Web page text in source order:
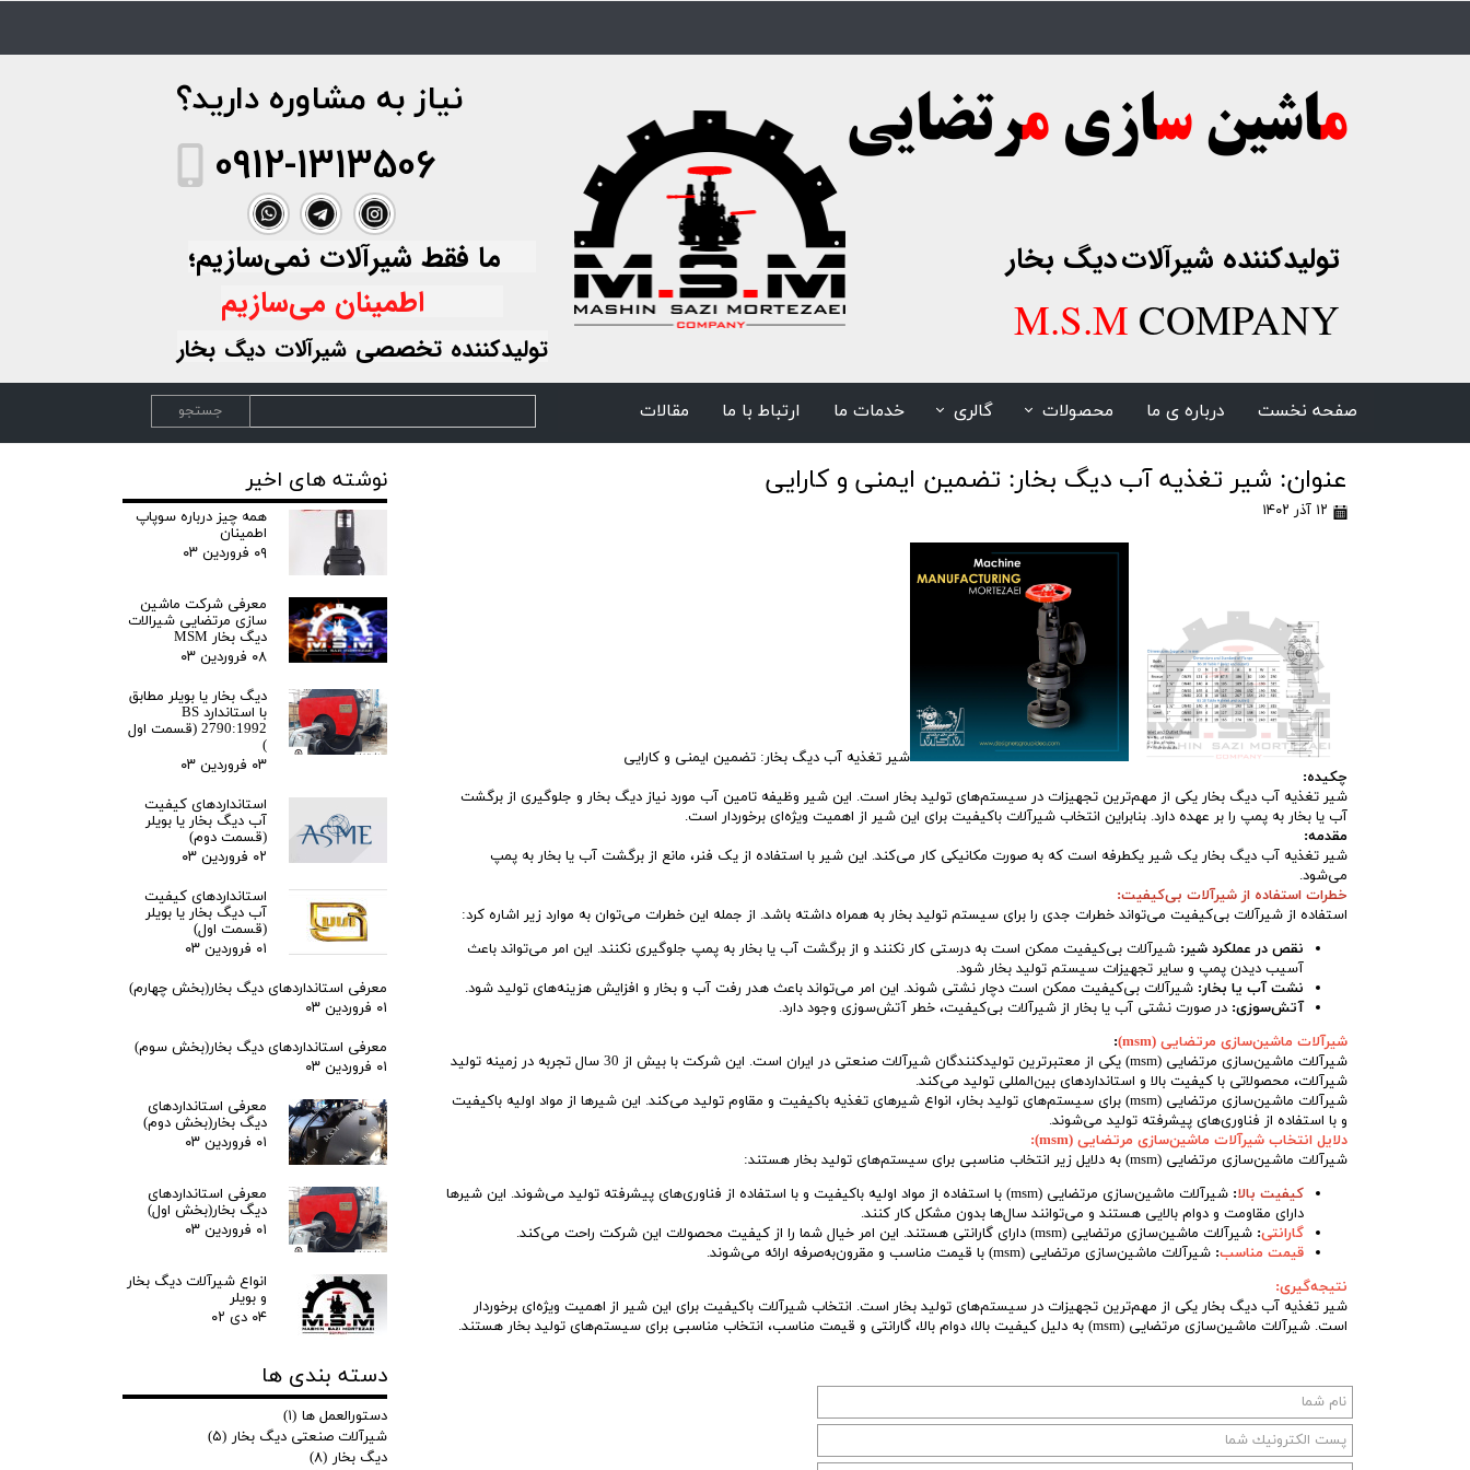
تولیدکننده شیرآلاتدیگ بخار
​نیاز به مشاوره دارید؟
0912-1313506
صفحه نخست درباره ی ما محصولات گالری خدمات ما ارتباط با ما مقالات جستجو
M.S.M COMPANY
ما فقط شیرآلات نمی‌سازیم؛
اطمینان می‌سازیم
تولیدکننده تخصصی شیرآلات دیگ بخار
عنوان: شیر تغذیه آب دیگ بخار: تضمین ایمنی و کارایی
۱۲ آذر ۱۴۰۲
شیر تغذیه آب دیگ بخار: تضمین ایمنی و کارایی
چکیده:
شیر تغذیه آب دیگ بخار یکی از مهم‌ترین تجهیزات در سیستم‌های تولید بخار است. این شیر وظیفه تامین آب مورد نیاز دیگ بخار و جلوگیری از برگشت
آب یا بخار به پمپ را بر عهده دارد. بنابراین انتخاب شیرآلات باکیفیت برای این شیر از اهمیت ویژه‌ای برخوردار است.
مقدمه:
شیر تغذیه آب دیگ بخار یک شیر یکطرفه است که به صورت مکانیکی کار می‌کند. این شیر با استفاده از یک فنر، مانع از برگشت آب یا بخار به پمپ
می‌شود.
خطرات استفاده از شیرآلات بی‌کیفیت:
استفاده از شیرآلات بی‌کیفیت می‌تواند خطرات جدی را برای سیستم تولید بخار به همراه داشته باشد. از جمله این خطرات می‌توان به موارد زیر اشاره کرد:
نقص در عملکرد شیر: شیرآلات بی‌کیفیت ممکن است به درستی کار نکنند و از برگشت آب یا بخار به پمپ جلوگیری نکنند. این امر می‌تواند باعث
آسیب دیدن پمپ و سایر تجهیزات سیستم تولید بخار شود.
نشت آب یا بخار: شیرآلات بی‌کیفیت ممکن است دچار نشتی شوند. این امر می‌تواند باعث هدر رفت آب و بخار و افزایش هزینه‌های تولید شود.
آتش‌سوزی: در صورت نشتی آب یا بخار از شیرآلات بی‌کیفیت، خطر آتش‌سوزی وجود دارد.
شیرآلات ماشین‌سازی مرتضایی (msm)
:
شیرآلات ماشین‌سازی مرتضایی (msm) یکی از معتبرترین تولیدکنندگان شیرآلات صنعتی در ایران است. این شرکت با بیش از 30 سال تجربه در زمینه تولید
شیرآلات، محصولاتی با کیفیت بالا و استانداردهای بین‌المللی تولید می‌کند.
شیرآلات ماشین‌سازی مرتضایی (msm) برای سیستم‌های تولید بخار، انواع شیرهای تغذیه باکیفیت و مقاوم تولید می‌کند. این شیرها از مواد اولیه باکیفیت
و با استفاده از فناوری‌های پیشرفته تولید می‌شوند.
دلایل انتخاب شیرآلات ماشین‌سازی مرتضایی (msm):
شیرآلات ماشین‌سازی مرتضایی (msm) به دلایل زیر انتخاب مناسبی برای سیستم‌های تولید بخار هستند:
کیفیت بالا:
شیرآلات ماشین‌سازی مرتضایی (msm) با استفاده از مواد اولیه باکیفیت و با استفاده از فناوری‌های پیشرفته تولید می‌شوند. این شیرها
دارای مقاومت و دوام بالایی هستند و می‌توانند سال‌ها بدون مشکل کار کنند.
گارانتی: شیرآلات ماشین‌سازی مرتضایی (msm) دارای گارانتی هستند. این امر خیال شما را از کیفیت محصولات این شرکت راحت می‌کند.
قیمت مناسب: شیرآلات ماشین‌سازی مرتضایی (msm) با قیمت مناسب و مقرون‌به‌صرفه ارائه می‌شوند.
نتیجه‌گیری:
شیر تغذیه آب دیگ بخار یکی از مهم‌ترین تجهیزات در سیستم‌های تولید بخار است. انتخاب شیرآلات باکیفیت برای این شیر از اهمیت ویژه‌ای برخوردار
است. شیرآلات ماشین‌سازی مرتضایی (msm) به دلیل کیفیت بالا، دوام بالا، گارانتی و قیمت مناسب، انتخاب مناسبی برای سیستم‌های تولید بخار هستند.
نوشته های اخیر
‎همه چیز درباره سوپاپ
اطمینان
۰۹ فروردین ۰۳
معرفی شرکت ماشین
سازی مرتضایی شیرالات
دیگ بخار MSM
۰۸ فروردین ۰۳
دیگ بخار یا بویلر مطابق
با استاندارد BS
2790:1992 (قسمت اول
)
۰۳ فروردین ۰۳
استانداردهای کیفیت
آب دیگ بخار یا بویلر
(قسمت دوم)
۰۲ فروردین ۰۳
استانداردهای کیفیت
آب دیگ بخار یا بویلر
(قسمت اول)
۰۱ فروردین ۰۳
معرفی استانداردهای دیگ بخار(بخش چهارم)
۰۱ فروردین ۰۳
معرفی استانداردهای دیگ بخار(بخش سوم)
۰۱ فروردین ۰۳
معرفی استانداردهای
دیگ بخار(بخش دوم)
۰۱ فروردین ۰۳
معرفی استانداردهای
دیگ بخار(بخش اول)
۰۱ فروردین ۰۳
انواع شیرآلات دیگ بخار
و بویلر
۰۴ دی ۰۲
دسته بندی ها
دستورالعمل ها (۱)
شیرآلات صنعتی دیگ بخار (۵)
دیگ بخار (۸)